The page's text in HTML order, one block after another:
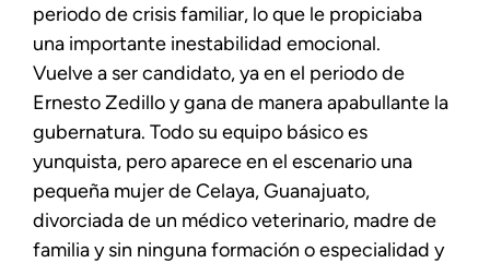
periodo de crisis familiar, lo que le propiciaba
una importante inestabilidad emocional.
Vuelve a ser candidato, ya en el periodo de
Ernesto Zedillo y gana de manera apabullante la
gubernatura. Todo su equipo básico es
yunquista, pero aparece en el escenario una
pequeña mujer de Celaya, Guanajuato,
divorciada de un médico veterinario, madre de
familia y sin ninguna formación o especialidad y